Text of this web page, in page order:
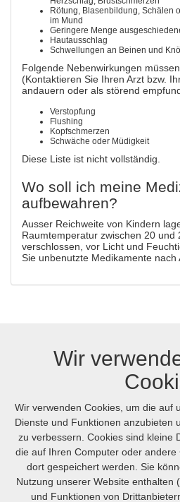
Rötung, Blasenbildung, Schälen
im Mund
Geringere Menge
Hautausschlag
Schwellungen an Beinen und
Folgende Nebenwirkungen
(Kontaktieren Sie Ihren Arzt bzw.
andauern oder als störend
Verstopfung
Flushing
Kopfschmerzen
Schwäche oder Müdigkeit
Diese Liste ist nicht vollständig.
Wo soll ich meine
aufbewahren?
Ausser Reichweite von Kindern
Raumtemperatur zwischen 20 und
verschlossen, vor Licht und
Sie unbenutzte Medikamente nach
Ihr Warenkorb FAQ
© 2005-2026
Online.hellpinmeds24.net Ltd. is
International license number 054-
US:+1 (888) 243-74-06 GB:
Wir
Wir verwenden Cookies, um die auf
Dienste und Funktionen anzubieten
zu verbessern. Cookies sind kleine
die auf Ihren Computer oder
dort gespeichert werden. Sie
Nutzung unserer Website enthalten
und Funktionen von